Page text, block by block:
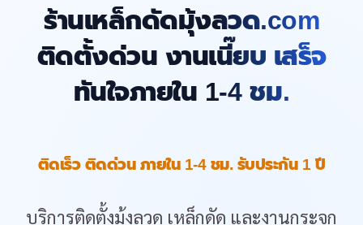
ร้านเหล็กดัดมุ้งลวด.com
ติดตั้งด่วน งานเนี๊ยบ เสร็จ
ทันใจภายใน 1-4 ชม.
ติดเร็ว ติดด่วน ภายใน 1-4 ชม. รับประกัน 1 ปี
บริการติดตั้งมุ้งลวด เหล็กดัด และงานกระจก